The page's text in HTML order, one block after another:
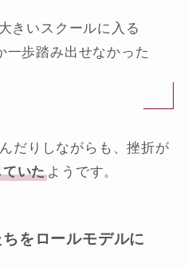
きいスクールに入る
一歩踏み出せなかった
だりしながらも、挫折が
いたようです。
をロールモデルに